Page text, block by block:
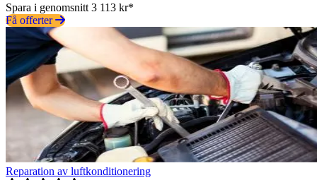
Spara i genomsnitt 3 113 kr*
Få offerter
Reparation av luftkonditionering